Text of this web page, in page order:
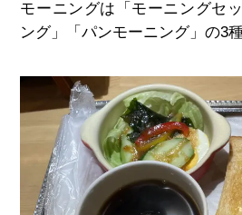
モーニングは「モーニングセ
ング」「パンモーニング」の3